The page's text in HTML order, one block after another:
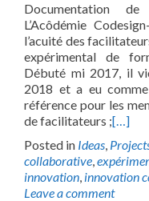
Documentation de
L’Acôdémie
l’acuité des
expérimental de
Débuté mi 2017, il
2018 et a eu
référence pour les
de facilitateurs ;[…]
Posted in Ideas,
collaborative,
innovation, innovation
Leave a comment